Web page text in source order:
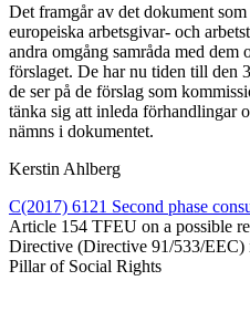
Det framgår av det dokument
europeiska arbetsgivar- och
andra omgång samråda med
förslaget. De har nu tiden till den
de ser på de förslag som
tänka sig att inleda förhandlingar
nämns i dokumentet.
Kerstin Ahlberg
C(2017) 6121 Second phase
Article 154 TFEU on a possible
Directive (Directive 91/533/EEC)
Pillar of Social Rights